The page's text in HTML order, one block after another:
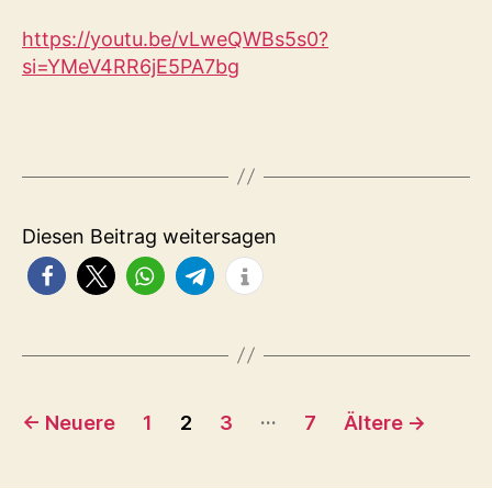
https://youtu.be/vLweQWBs5s0?
si=YMeV4RR6jE5PA7bg
Diesen Beitrag weitersagen
Seitennummerierung
← Neuere 1 2 3 … 7 Ältere →